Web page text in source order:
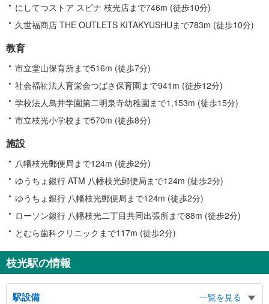
にしてつストア スピナ 枝光店まで746m (徒歩10分)
久世福商店 THE OUTLETS KITAKYUSHUまで783m (徒歩10分)
教育
市立堂山保育所まで516m (徒歩7分)
社会福祉法人育栄会つばさ保育園まで941m (徒歩12分)
学校法人鳥井学園第二明泉寺幼稚園まで1,153m (徒歩15分)
市立枝光小学校まで570m (徒歩8分)
施設
八幡枝光郵便局まで124m (徒歩2分)
ゆうちょ銀行 ATM 八幡枝光郵便局まで124m (徒歩2分)
ゆうちょ銀行 八幡枝光郵便局まで124m (徒歩2分)
ローソン銀行 八幡枝光二丁目共同出張所まで88m (徒歩2分)
とむら歯科クリニックまで117m (徒歩2分)
枝光駅の情報
駅設備
一覧を見る